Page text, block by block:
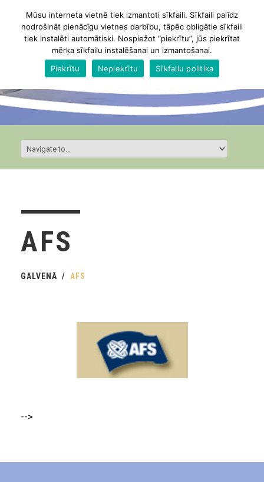
AFS
GALVENĀ AFS
-->
Mūsu interneta vietnē tiek izmantoti sīkfaili. Sīkfaili palīdz
nodrošināt pienācīgu vietnes darbību, tāpēc obligātie sīkfaili
tiek instalēti automātiski. Nospiežot “piekrītu”, jūs piekrītat
mērķa sīkfailu instalēšanai un izmantošanai.
Piekrītu
Nepiekrītu Sīkfailu politika